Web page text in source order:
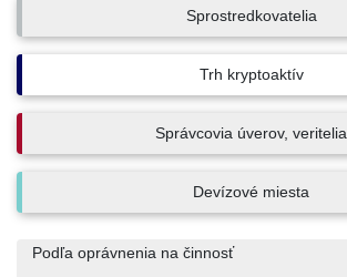
Sprostredkovatelia
Trh kryptoaktív
Správcovia úverov, veritelia
Devízové miesta
Podľa oprávnenia na činnosť